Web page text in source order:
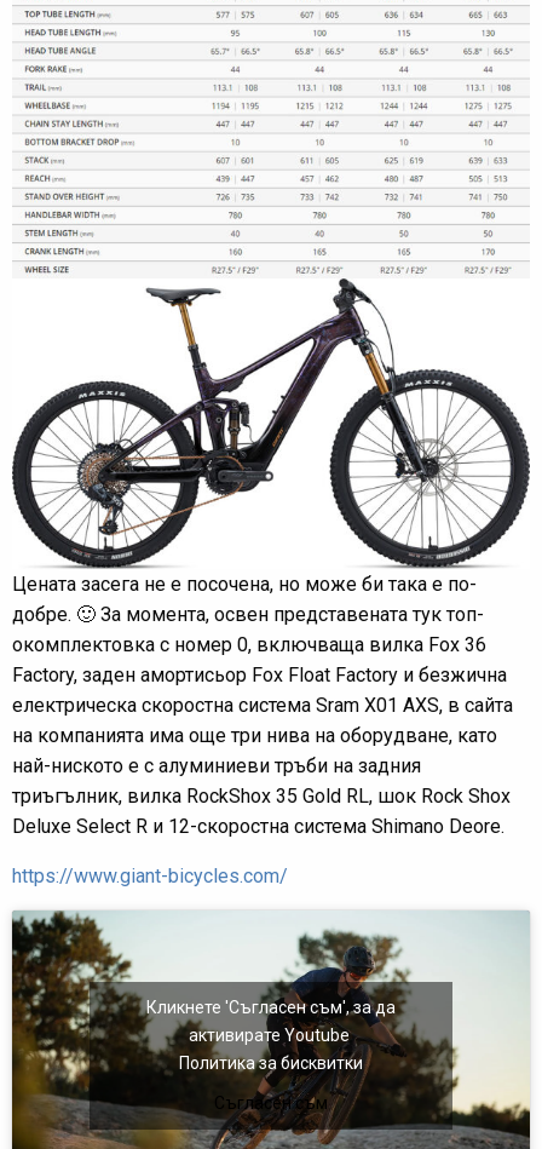
Цената засега не е посочена, но може би така е по-
добре. 🙂 За момента, освен представената тук топ-
окомплектовка с номер 0, включваща вилка Fox 36
Factory, заден амортисьор Fox Float Factory и безжична
електрическа скоростна система Sram X01 AXS, в сайта
на компанията има още три нива на оборудване, като
най-ниското е с алуминиеви тръби на задния
триъгълник, вилка RockShox 35 Gold RL, шок Rock Shox
Deluxe Select R и 12-скоростна система Shimano Deore.
https://www.giant-bicycles.com/
Кликнете 'Съгласен съм', за да
активирате Youtube
Политика за бисквитки
Съгласен съм